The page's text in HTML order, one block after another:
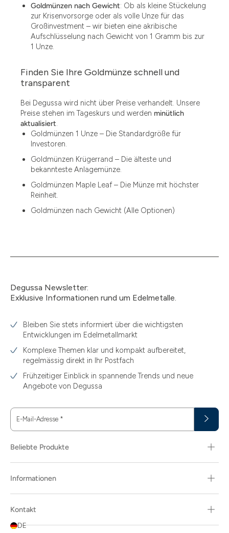
1.49
1.87
12.15
13.77
15.55
15.60
3.05
3.11
3.12
3.44
3.58
3.66
30
Goldmünzen nach Gewicht: Ob als kleine Stückelung
zur Krisenvorsorge oder als volle Unze für das
Großinvestment – wir bieten eine akribische
Aufschlüsselung nach Gewicht von 1 Gramm bis zur
1 Unze.
Finden Sie Ihre Goldmünze schnell und
transparent
Bei Degussa wird nicht über Preise verhandelt. Unsere
Preise stehen im Tageskurs und werden minütlich
aktualisiert.
Goldmünzen 1 Unze – Die Standardgröße für
Investoren.
Goldmünzen Krügerrand – Die älteste und
bekannteste Anlagemünze.
Goldmünzen Maple Leaf – Die Münze mit höchster
Reinheit.
Goldmünzen nach Gewicht (Alle Optionen)
Degussa Newsletter:
Exklusive Informationen rund um Edelmetalle.
Bleiben Sie stets informiert über die wichtigsten
Entwicklungen im Edelmetallmarkt
Komplexe Themen klar und kompakt aufbereitet,
regelmässig direkt in Ihr Postfach
Frühzeitiger Einblick in spannende Trends und neue
Angebote von Degussa
E-Mail-Adresse *
Beliebte Produkte
Informationen
Kontakt
DE